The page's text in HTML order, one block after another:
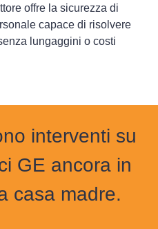
offre la sicurezza di
capace di risolvere
lungaggini o costi
interventi su
GE ancora in
casa madre.